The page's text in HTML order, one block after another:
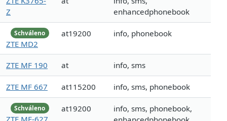
Z
enhancedphonebook
Schváleno
ZTE MD2
at19200 info, phonebook
ZTE MF 190 at info, sms
ZTE MF 667 at115200 info, sms, phonebook
Schváleno
ZTE MF-627
at19200
info, sms, phonebook,